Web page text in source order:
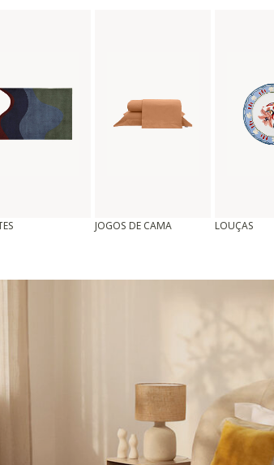
JOGOS DE CAMA LOUÇAS